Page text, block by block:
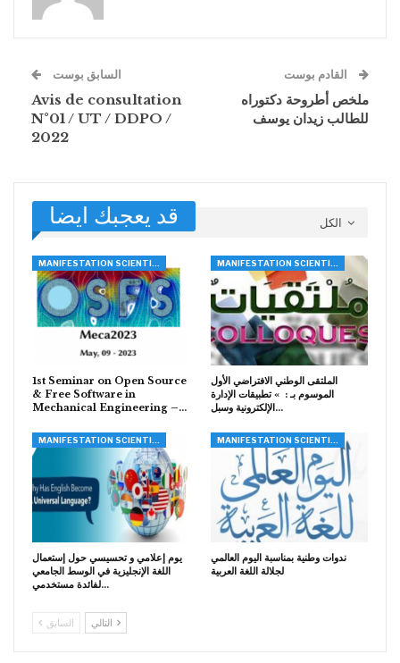
السابق بوست
Avis de consultation
N°01 / UT / DDPO /
2022
ملخص أطروحة دكتوراه
للطالب زيدان يوسف
قد يعجبك ايضا
1st Seminar on Open Source
& Free Software in
Mechanical Engineering –…
الملتقى الوطني الافتراضي الأول
الموسوم بـ : » تطبيقات الإدارة
الإلكترونية وسبل…
يوم إعلامي و تحسيسي حول إستعمال
اللغة الإنجليزية في الوسط الجامعي
لفائدة مستخدمي…
ندوات وطنية بمناسبة اليوم العالمي
لجلالة اللغة العربية
السابق